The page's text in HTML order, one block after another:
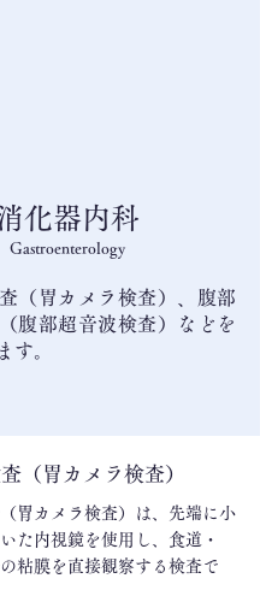
化器内科
Gastroenterology
（胃カメラ検査）、腹部
腹部超音波検査）などを
す。
（胃カメラ検査）
胃カメラ検査）は、先端に小
た内視鏡を使用し、食道・
粘膜を直接観察する検査で